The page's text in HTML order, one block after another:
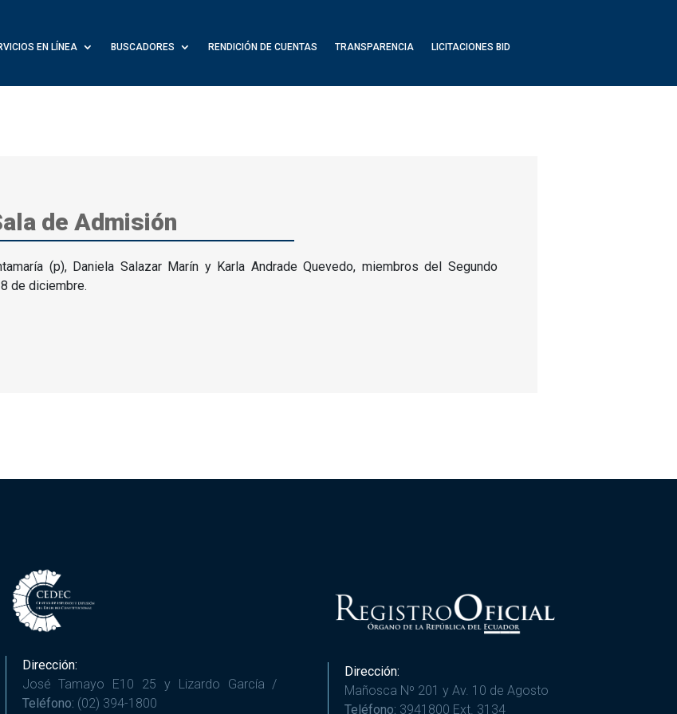
EN LÍNEA BUSCADORES RENDICIÓN DE CUENTAS TRANSPARENCIA LICITACIONES BID
de Admisión
(p), Daniela Salazar Marín y Karla Andrade Quevedo, miembros del Segundo
de diciembre.
Dirección:
José Tamayo E10 25 y Lizardo García /
Teléfono: (02) 394-1800
Dirección:
Mañosca Nº 201 y Av. 10 de Agosto
Teléfono: 3941800 Ext. 3134